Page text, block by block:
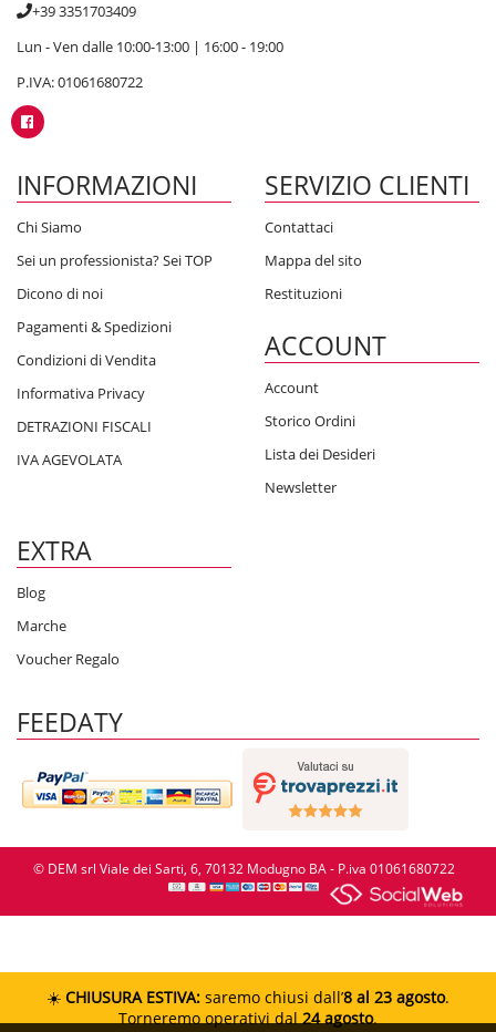
+39 3351703409
Lun - Ven dalle 10:00-13:00 | 16:00 - 19:00
P.IVA: 01061680722
INFORMAZIONI
Chi Siamo
Sei un professionista? Sei TOP
Dicono di noi
Pagamenti & Spedizioni
Condizioni di Vendita
Informativa Privacy
DETRAZIONI FISCALI
IVA AGEVOLATA
SERVIZIO CLIENTI
Contattaci
Mappa del sito
Restituzioni
ACCOUNT
Account
Storico Ordini
Lista dei Desideri
Newsletter
EXTRA
Blog
Marche
Voucher Regalo
FEEDATY
© DEM srl Viale dei Sarti, 6, 70132 Modugno BA - P.iva 01061680722
☀️ CHIUSURA ESTIVA: saremo chiusi dall’8 al 23 agosto.
Torneremo operativi dal24 agosto.